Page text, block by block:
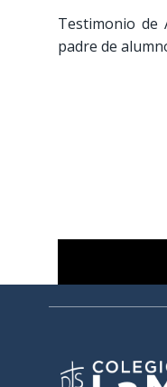
Testimonio de
padre de